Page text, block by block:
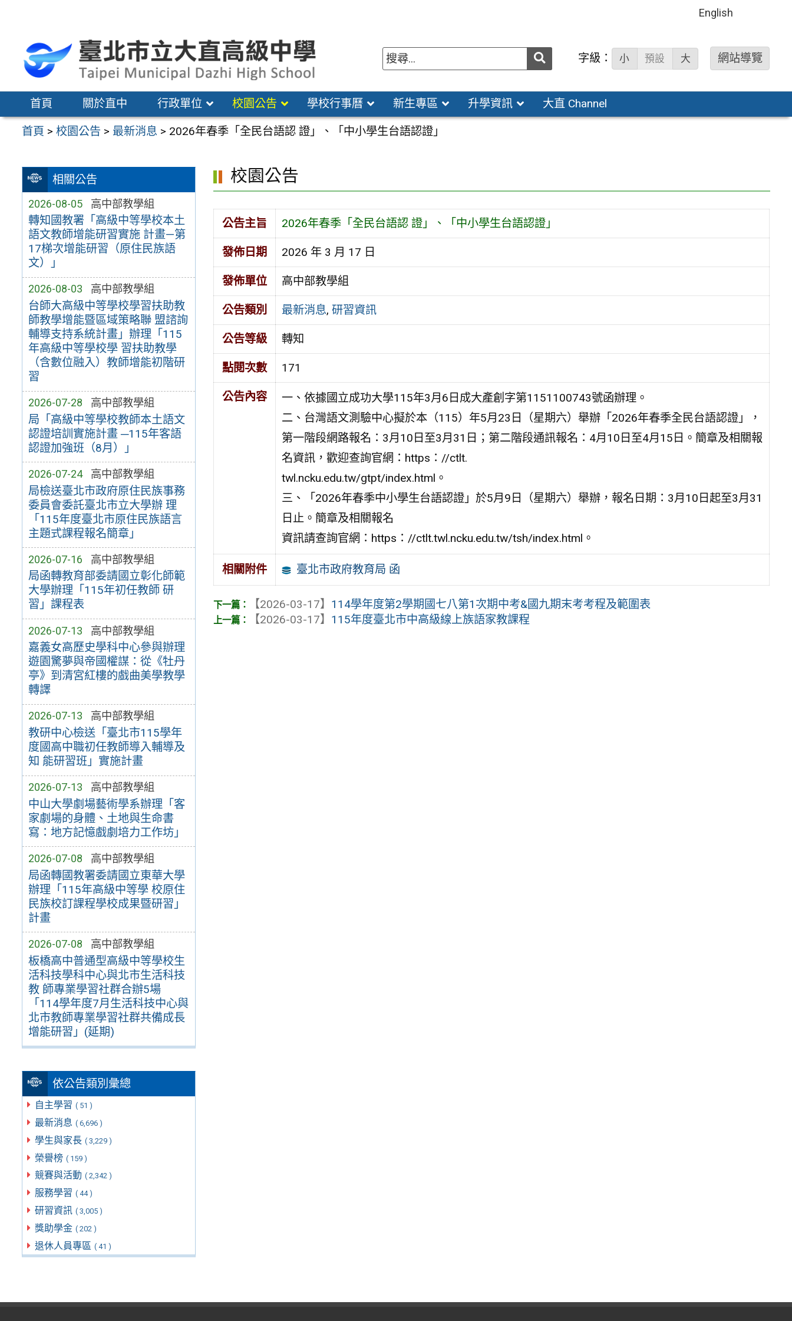
區
English
送出 字級： 小 預設 大 網站導覽
首頁 關於直中 行政單位 校園公告 學校行事曆 新生專區 升學資訊 大直 Channel
首頁 >校園公告 > 最新消息 > 2026年春季「全民台語認 證」、「中小學生台語認證」
相關公告
2026-08-05 高中部教學組
轉知國教署「高級中等學校本土
語文教師增能研習實施 計畫—第
17梯次增能研習（原住民族語
文）」
2026-08-03 高中部教學組
台師大高級中等學校學習扶助教
師教學增能暨區域策略聯 盟諮詢
輔導支持系統計畫」辦理「115
年高級中等學校學 習扶助教學
（含數位融入）教師增能初階研
習
2026-07-28 高中部教學組
局「高級中等學校教師本土語文
認證培訓實施計畫 ─115年客語
認證加強班（8月）」
2026-07-24 高中部教學組
局檢送臺北市政府原住民族事務
委員會委託臺北市立大學辦 理
「115年度臺北市原住民族語言
主題式課程報名簡章」
2026-07-16 高中部教學組
局函轉教育部委請國立彰化師範
大學辦理「115年初任教師 研
習」課程表
2026-07-13 高中部教學組
嘉義女高歷史學科中心參與辦理
遊園驚夢與帝國權謀：從《牡丹
亭》到清宮紅樓的戲曲美學教學
轉譯
2026-07-13 高中部教學組
教研中心檢送「臺北市115學年
度國高中職初任教師導入輔導及
知 能研習班」實施計畫
2026-07-13 高中部教學組
中山大學劇場藝術學系辦理「客
家劇場的身體、土地與生命書
寫：地方記憶戲劇培力工作坊」
2026-07-08 高中部教學組
局函轉國教署委請國立東華大學
辦理「115年高級中等學 校原住
民族校訂課程學校成果暨研習」
計畫
2026-07-08 高中部教學組
板橋高中普通型高級中等學校生
活科技學科中心與北市生活科技
教 師專業學習社群合辦5場
「114學年度7月生活科技中心與
北市教師專業學習社群共備成長
增能研習」(延期)
依公告類別彙總
自主學習 ( 51 )
最新消息 ( 6,696 )
學生與家長 ( 3,229 )
榮譽榜 ( 159 )
競賽與活動 ( 2,342 )
服務學習 ( 44 )
研習資訊 ( 3,005 )
獎助學金 ( 202 )
退休人員專區 ( 41 )
校園公告
公告主旨 2026年春季「全民台語認 證」、「中小學生台語認證」
發佈日期 2026 年 3 月 17 日
發佈單位 高中部教學組
公告類別 最新消息, 研習資訊
公告等級 轉知
點閱次數 171
公告內容
一、依據國立成功大學115年3月6日成大產創字第1151100743號函辦理。
二、台灣語文測驗中心擬於本（115）年5月23日（星期六）舉辦「2026年春季全民台語認證」，
第一階段網路報名：3月10日至3月31日；第二階段通訊報名：4月10日至4月15日。簡章及相關報
名資訊，歡迎查詢官網：https：//ctlt.
twl.ncku.edu.tw/gtpt/index.html。
三、「2026年春季中小學生台語認證」於5月9日（星期六）舉辦，報名日期：3月10日起至3月31
日止。簡章及相關報名
資訊請查詢官網：https：//ctlt.twl.ncku.edu.tw/tsh/index.html。
相關附件 臺北市政府教育局 函
【2026-03-17】 114學年度第2學期國七八第1次期中考&國九期末考考程及範圍表
【2026-03-17】 115年度臺北市中高級線上族語家教課程